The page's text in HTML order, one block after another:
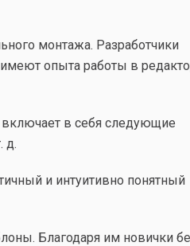
монтажа. Разработчики
опыта работы в
включает в себя следующие
д.
и интуитивно понятный
Благодаря им новички